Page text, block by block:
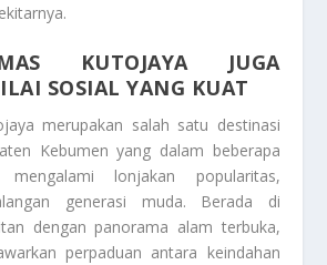
KUTOJAYA JUGA
SOSIAL YANG KUAT
merupakan salah satu destinasi
Kebumen yang dalam beberapa
lonjakan popularitas,
generasi muda. Berada di
dengan panorama alam terbuka,
perpaduan antara keindahan